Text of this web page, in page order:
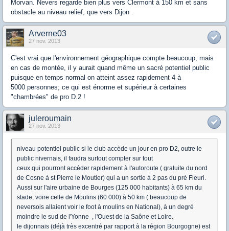
Morvan. Nevers regarde bien plus vers Clermont à 150 km et sans
obstacle au niveau relief, que vers Dijon .
Arverne03
27 nov. 2013
C'est vrai que l'environnement géographique compte beaucoup, mais
en cas de montée, il y aurait quand même un sacré potentiel public
puisque en temps normal on atteint assez rapidement 4 à
5000 personnes; ce qui est énorme et supérieur à certaines
"chambrées" de pro D.2 !
juleroumain
27 nov. 2013
niveau potentiel public si le club accède un jour en pro D2, outre le
public nivernais, il faudra surtout compter sur tout
ceux qui pourront accéder rapidement à l'autoroute ( gratuite du nord
de Cosne à st Pierre le Moutier) qui a un sortie à 2 pas du pré Fleuri.
Aussi sur l'aire urbaine de Bourges (125 000 habitants) à 65 km du
stade, voire celle de Moulins (60 000) à 50 km ( beaucoup de
neversois allaient voir le foot à moulins en National), à un degré
moindre le sud de l'Yonne , l'Ouest de la Saône et Loire.
le dijonnais (déjà très excentré par rapport à la région Bourgogne) est